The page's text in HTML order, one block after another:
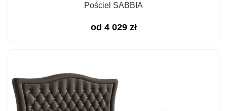
Pościel SABBIA
od 4 029 zł